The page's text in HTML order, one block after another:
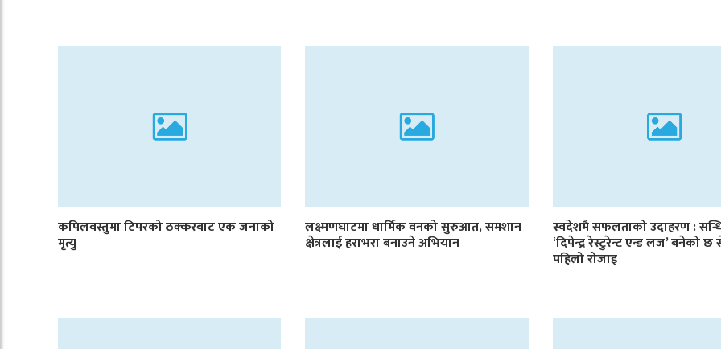
कपिलवस्तुमा टिपरको ठक्करबाट एक जनाको
मृत्यु
लक्ष्मणघाटमा धार्मिक वनको सुरुआत, समशान
क्षेत्रलाई हराभरा बनाउने अभियान
स्वदेशमै सफलताको उदाहरण :
‘दिपेन्द्र रेस्टुरेन्ट एन्ड लज’ बनेको छ
पहिलो रोजाइ